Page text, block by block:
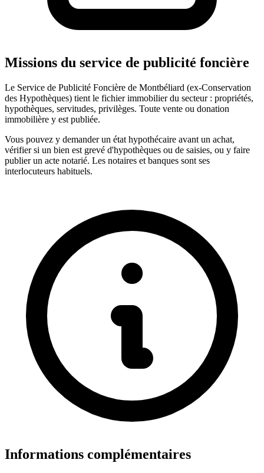
Missions du service de publicité foncière
Le Service de Publicité Foncière de Montbéliard (ex-Conservation
des Hypothèques) tient le fichier immobilier du secteur : propriétés,
hypothèques, servitudes, privilèges. Toute vente ou donation
immobilière y est publiée.
Vous pouvez y demander un état hypothécaire avant un achat,
vérifier si un bien est grevé d'hypothèques ou de saisies, ou y faire
publier un acte notarié. Les notaires et banques sont ses
interlocuteurs habituels.
Informations complémentaires